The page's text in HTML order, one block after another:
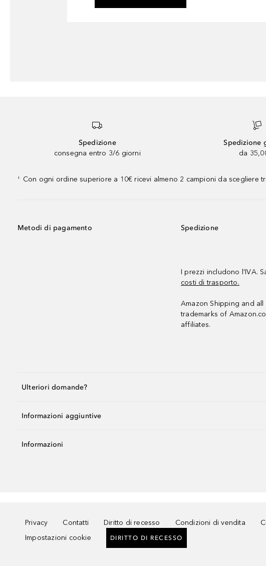
Spedizione
consegna entro 3/6 giorni
Spedizione
da
¹ Con ogni ordine superiore a 10€ ricevi almeno 2 campioni da
Metodi di pagamento Spedizione
I prezzi includono l’IVA.
costi di trasporto.
Amazon Shipping and
trademarks of
affiliates.
Ulteriori domande?
Informazioni aggiuntive
Informazioni
Privacy Contatti Diritto di recesso Condizioni di vendita
Impostazioni cookie
DIRITTO DI RECESSO